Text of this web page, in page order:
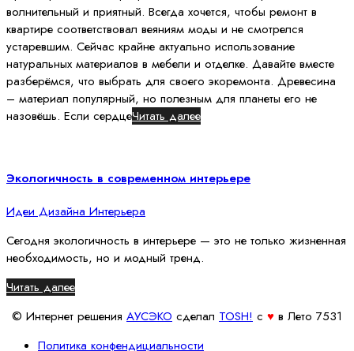
волнительный и приятный. Всегда хочется, чтобы ремонт в
квартире соответствовал веяниям моды и не смотрелся
устаревшим. Сейчас крайне актуально использование
натуральных материалов в мебели и отделке. Давайте вместе
разберёмся, что выбрать для своего экоремонта. Древесина
– материал популярный, но полезным для планеты его не
назовёшь. Если сердцеЧитать далее
Экологичность в современном интерьере
Идеи Дизайна Интерьера
Сегодня экологичность в интерьере — это не только жизненная
необходимость, но и модный тренд.
Читать далее
© Интернет решения АУСЭКО cделал TOSH! c ♥ в Лето 7531
Политика конфендициальности